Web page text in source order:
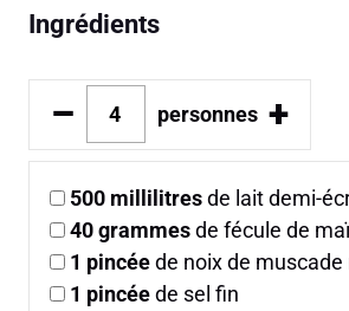
Ingrédients
– personnes +
500 millilitresde lait demi-
40grammesde fécule de
1 pincéede noix de muscade
1 pincéede sel fin